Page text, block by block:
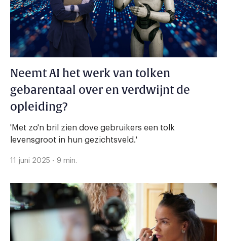
Neemt AI het werk van tolken
gebarentaal over en verdwijnt de
opleiding?
'Met zo'n bril zien dove gebruikers een tolk
levensgroot in hun gezichtsveld.'
11 juni 2025 - 9 min.